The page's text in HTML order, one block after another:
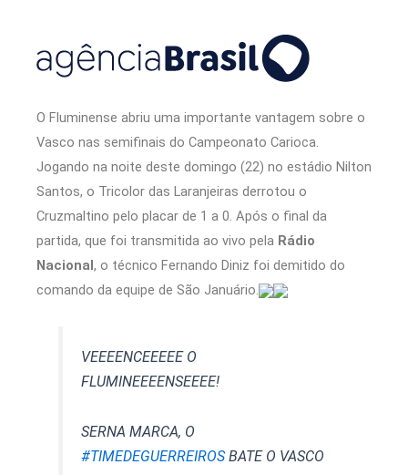
O Fluminense abriu uma importante vantagem sobre o
Vasco nas semifinais do Campeonato Carioca.
Jogando na noite deste domingo (22) no estádio Nilton
Santos, o Tricolor das Laranjeiras derrotou o
Cruzmaltino pelo placar de 1 a 0. Após o final da
partida, que foi transmitida ao vivo pela Rádio
Nacional, o técnico Fernando Diniz foi demitido do
comando da equipe de São Januário.
VEEEENCEEEEE O
FLUMINEEEENSEEEE!
SERNA MARCA, O
#TIMEDEGUERREIROSBATE O VASCO